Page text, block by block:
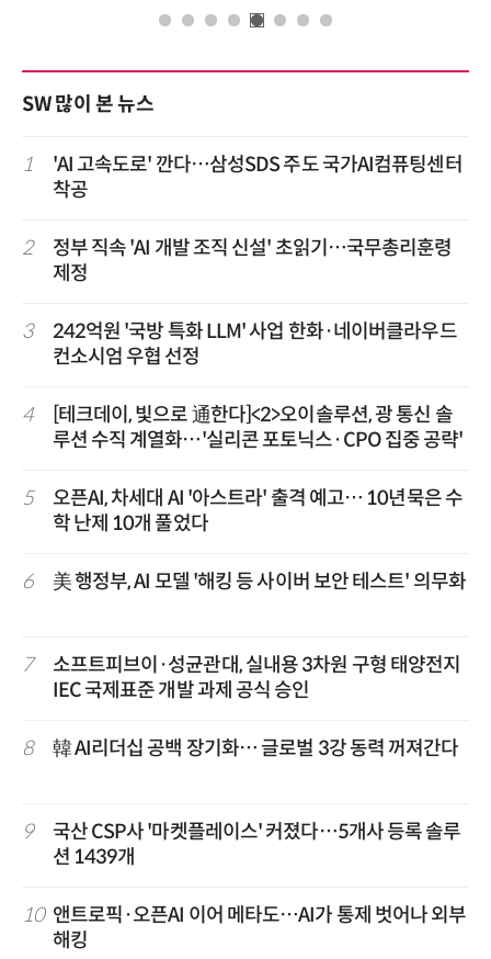
SW 많이 본 뉴스
1
'AI 고속도로' 깐다…삼성SDS 주도 국가AI컴퓨팅센터
착공
2
정부 직속 'AI 개발 조직 신설' 초읽기…국무총리훈령
제정
3
242억원 '국방 특화 LLM' 사업 한화·네이버클라우드
컨소시엄 우협 선정
4
[테크데이, 빛으로 通한다]<2>오이솔루션, 광 통신 솔
루션 수직 계열화…'실리콘 포토닉스·CPO 집중 공략'
5
오픈AI, 차세대 AI '아스트라' 출격 예고… 10년묵은 수
학 난제 10개 풀었다
6 美 행정부, AI 모델 '해킹 등 사이버 보안 테스트' 의무화
7
소프트피브이·성균관대, 실내용 3차원 구형 태양전지
IEC 국제표준 개발 과제 공식 승인
8 韓 AI리더십 공백 장기화… 글로벌 3강 동력 꺼져간다
9
국산 CSP사 '마켓플레이스' 커졌다…5개사 등록 솔루
션 1439개
10 앤트로픽·오픈AI 이어 메타도…AI가 통제 벗어나 외부
해킹